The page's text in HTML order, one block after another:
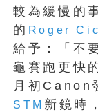
較為緩慢的
的 Roger
給予：「不
龜賽跑更快
月初Canon
STM 新鏡時